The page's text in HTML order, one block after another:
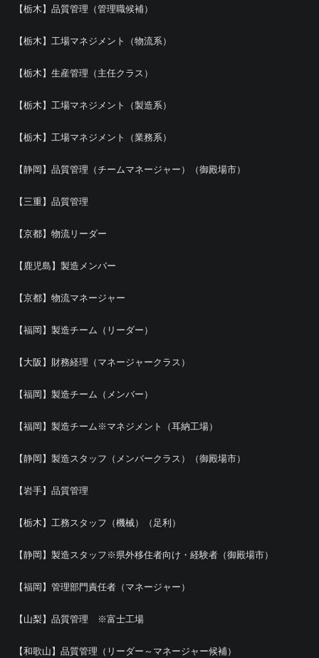
【栃木】品質管理（管理職候補）
【栃木】工場マネジメント（物流系）
【栃木】生産管理（主任クラス）
【栃木】工場マネジメント（製造系）
【栃木】工場マネジメント（業務系）
【静岡】品質管理（チームマネージャー）（御殿場市）
【三重】品質管理
【京都】物流リーダー
【鹿児島】製造メンバー
【京都】物流マネージャー
【福岡】製造チーム（リーダー）
【大阪】財務経理（マネージャークラス）
【福岡】製造チーム（メンバー）
【福岡】製造チーム※マネジメント（耳納工場）
【静岡】製造スタッフ（メンバークラス）（御殿場市）
【岩手】品質管理
【栃木】工務スタッフ（機械）（足利）
【静岡】製造スタッフ※県外移住者向け・経験者（御殿場市）
【福岡】管理部門責任者（マネージャー）
【山梨】品質管理 ※富士工場
【和歌山】品質管理（リーダー～マネージャー候補）